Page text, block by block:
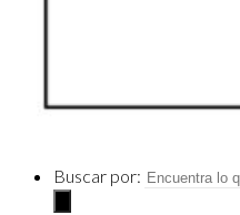
Buscar por: